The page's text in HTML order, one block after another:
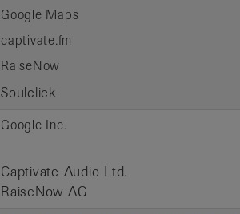
Google Maps
captivate.fm
RaiseNow
Soulclick
Google Inc.
Captivate Audio Ltd.
RaiseNow AG